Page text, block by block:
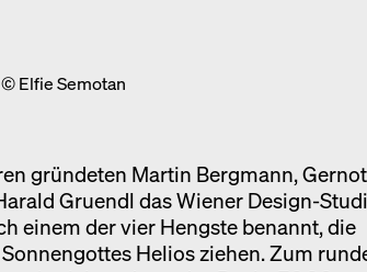
Elfie Semotan
gründeten Martin Bergmann, Gernot
Gruendl das Wiener Design-
einem der vier Hengste benannt, die
Helios ziehen. Zum